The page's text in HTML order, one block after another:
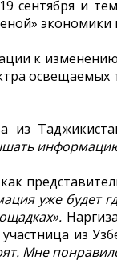
и
к
освещаемых
из
уже будет
из
Мне